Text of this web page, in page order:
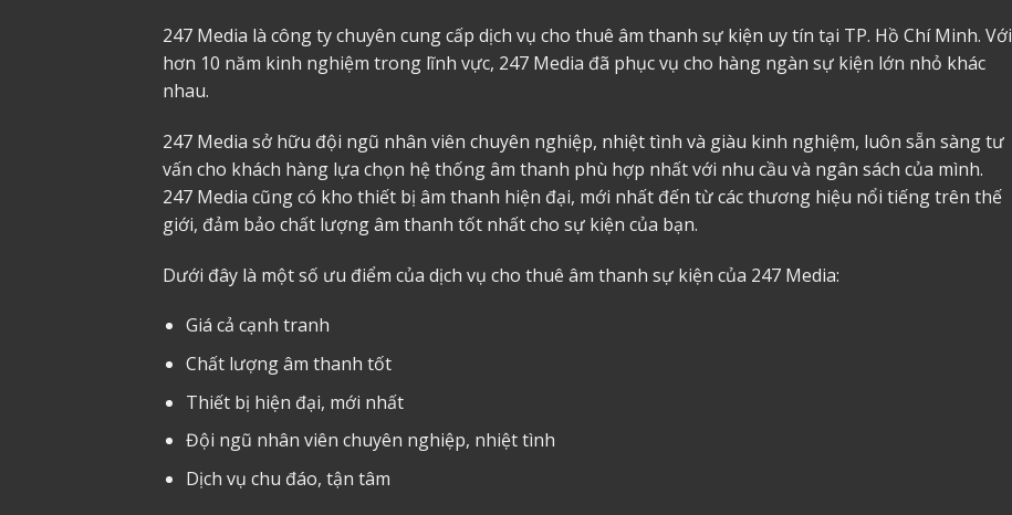
247 Media là công ty chuyên cung cấp dịch vụ cho thuê âm thanh sự kiện uy tín tại TP. Hồ Chí Minh. Với
hơn 10 năm kinh nghiệm trong lĩnh vực, 247 Media đã phục vụ cho hàng ngàn sự kiện lớn nhỏ khác
nhau.
247 Media sở hữu đội ngũ nhân viên chuyên nghiệp, nhiệt tình và giàu kinh nghiệm, luôn sẵn sàng tư
vấn cho khách hàng lựa chọn hệ thống âm thanh phù hợp nhất với nhu cầu và ngân sách của mình.
247 Media cũng có kho thiết bị âm thanh hiện đại, mới nhất đến từ các thương hiệu nổi tiếng trên thế
giới, đảm bảo chất lượng âm thanh tốt nhất cho sự kiện của bạn.
Dưới đây là một số ưu điểm của dịch vụ cho thuê âm thanh sự kiện của 247 Media:
Giá cả cạnh tranh
Chất lượng âm thanh tốt
Thiết bị hiện đại, mới nhất
Đội ngũ nhân viên chuyên nghiệp, nhiệt tình
Dịch vụ chu đáo, tận tâm